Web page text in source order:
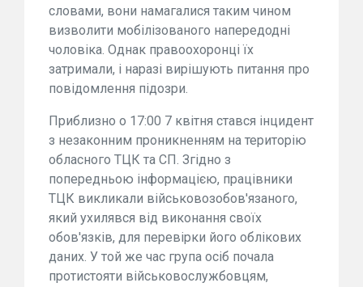
словами, вони намагалися таким чином
визволити мобілізованого напередодні
чоловіка. Однак правоохоронці їх
затримали, і наразі вирішують питання про
повідомлення підозри.
Приблизно о 17:00 7 квітня стався інцидент
з незаконним проникненням на територію
обласного ТЦК та СП. Згідно з
попередньою інформацією, працівники
ТЦК викликали військовозобов'язаного,
який ухилявся від виконання своїх
обов'язків, для перевірки його облікових
даних. У той же час група осіб почала
протистояти військовослужбовцям,